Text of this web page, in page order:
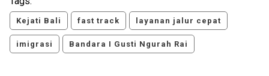
Kejati Bali fast track layanan jalur cepat
imigrasi Bandara I Gusti Ngurah Rai